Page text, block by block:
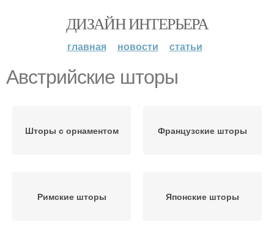
ДИЗАЙН ИНТЕРЬЕРА
главная новости статьи
Австрийские шторы
Шторы с орнаментом Французские шторы
Римские шторы Японские шторы